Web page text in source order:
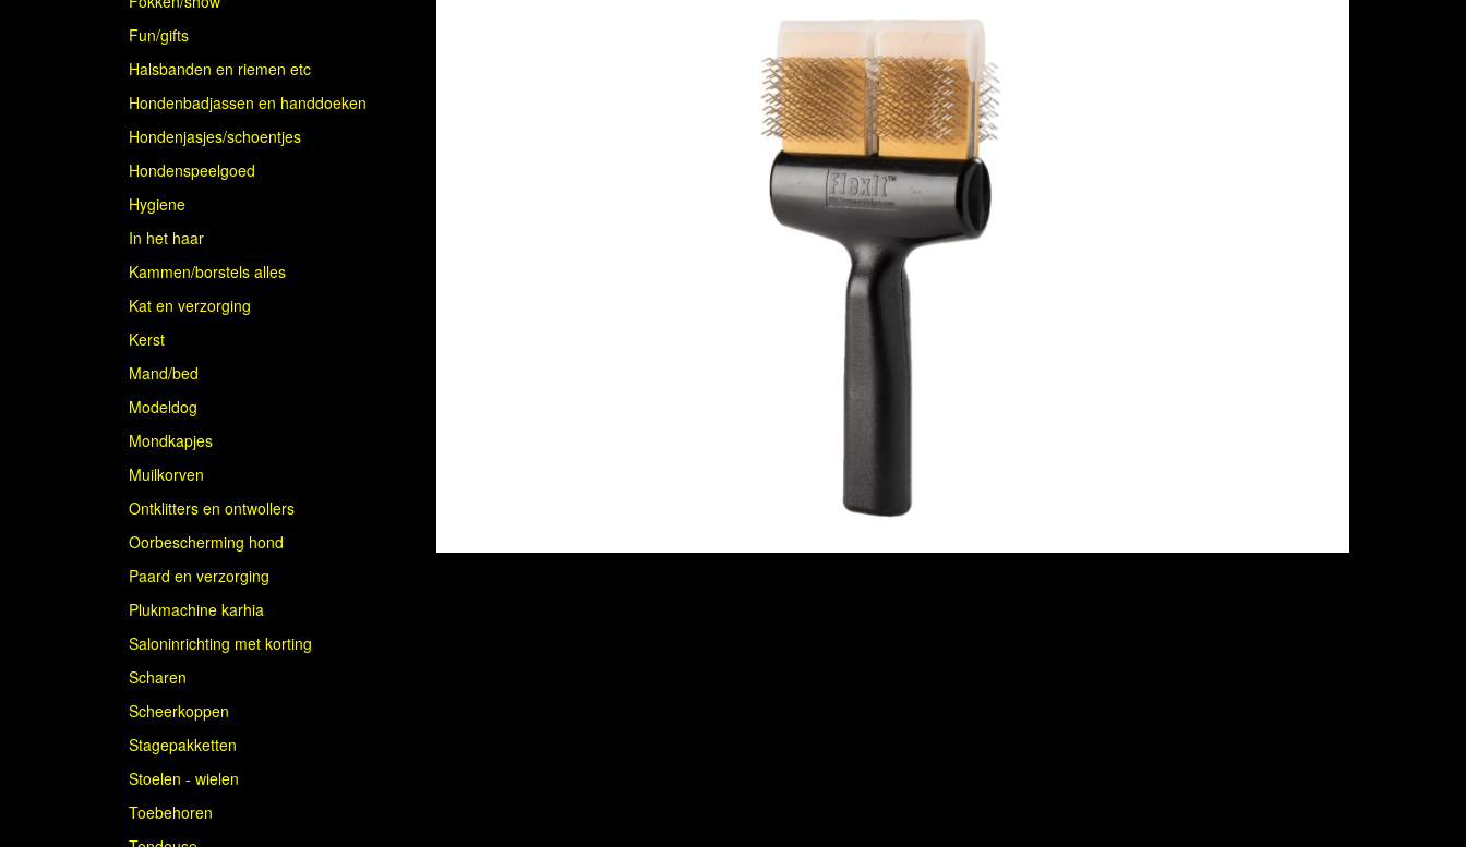
Fun/gifts
Halsbanden en riemen etc
Hondenbadjassen en handdoeken
Hondenjasjes/schoentjes
Hondenspeelgoed
Hygiene
In het haar
Kammen/borstels alles
Kat en verzorging
Kerst
Mand/bed
Modeldog
Mondkapjes
Muilkorven
Ontklitters en ontwollers
Oorbescherming hond
Paard en verzorging
Plukmachine karhia
Saloninrichting met korting
Scharen
Scheerkoppen
Stagepakketten
Stoelen - wielen
Toebehoren